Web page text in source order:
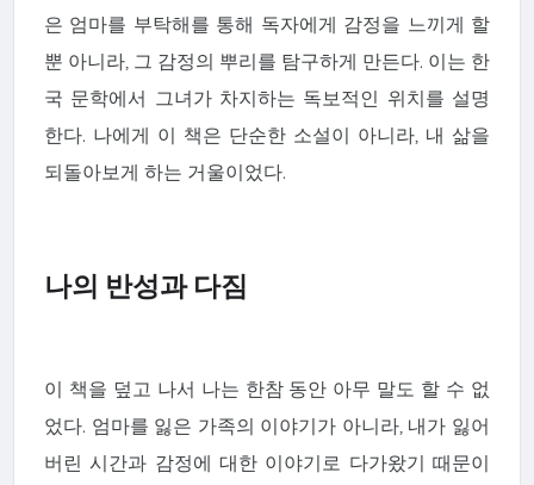
은 엄마를 부탁해를 통해 독자에게 감정을 느끼게 할
뿐 아니라, 그 감정의 뿌리를 탐구하게 만든다. 이는 한
국 문학에서 그녀가 차지하는 독보적인 위치를 설명
한다. 나에게 이 책은 단순한 소설이 아니라, 내 삶을
되돌아보게 하는 거울이었다.
나의 반성과 다짐
이 책을 덮고 나서 나는 한참 동안 아무 말도 할 수 없
었다. 엄마를 잃은 가족의 이야기가 아니라, 내가 잃어
버린 시간과 감정에 대한 이야기로 다가왔기 때문이